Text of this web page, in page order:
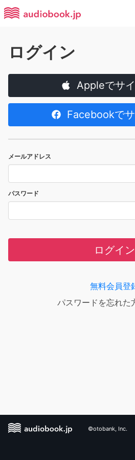
ログイン
Appleでサ
Facebookで
メールアドレス
パスワード
ログイン
無料会員登
パスワードを忘れた
©otobank, Inc.